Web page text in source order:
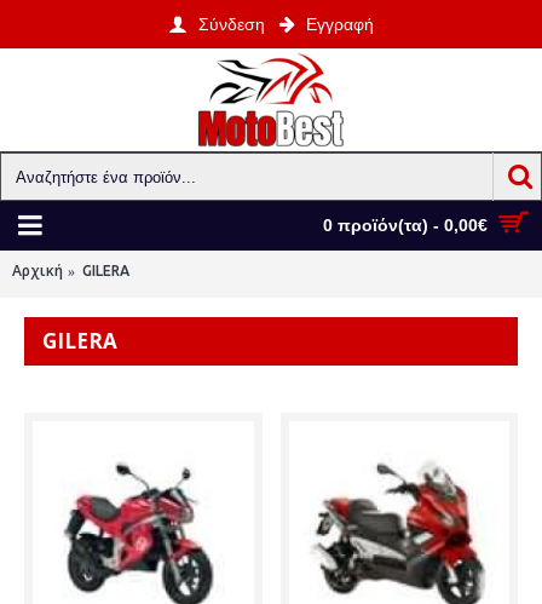
Σύνδεση Εγγραφή
0 προϊόν(τα) - 0,00€
Αρχική GILERA
GILERA